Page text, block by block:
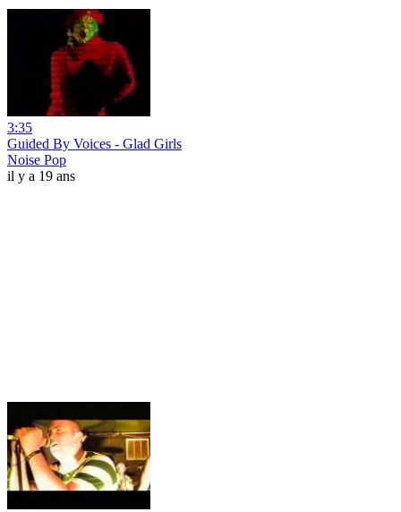
3:35
Guided By Voices - Glad Girls
Noise Pop
il y a 19 ans